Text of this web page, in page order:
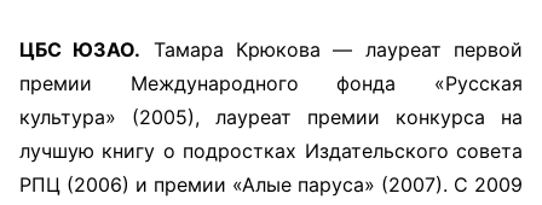
ЦБС ЮЗАО. Тамара Крюкова — лауреат первой
премии Международного фонда «Русская
культура» (2005), лауреат премии конкурса на
лучшую книгу о подростках Издательского совета
РПЦ (2006) и премии «Алые паруса» (2007). С 2009